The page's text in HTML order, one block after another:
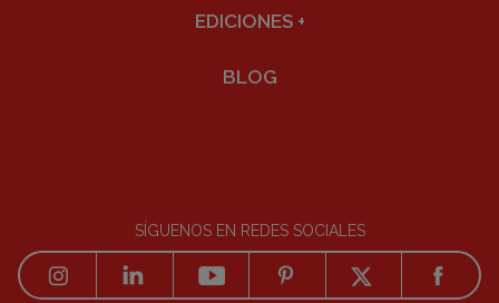
EDICIONES +
BLOG
SÍGUENOS EN REDES SOCIALES